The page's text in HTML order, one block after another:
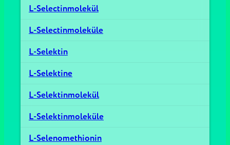
L-Selectinmolekül
L-Selectinmoleküle
L-Selektin
L-Selektine
L-Selektinmolekül
L-Selektinmoleküle
L-Selenomethionin